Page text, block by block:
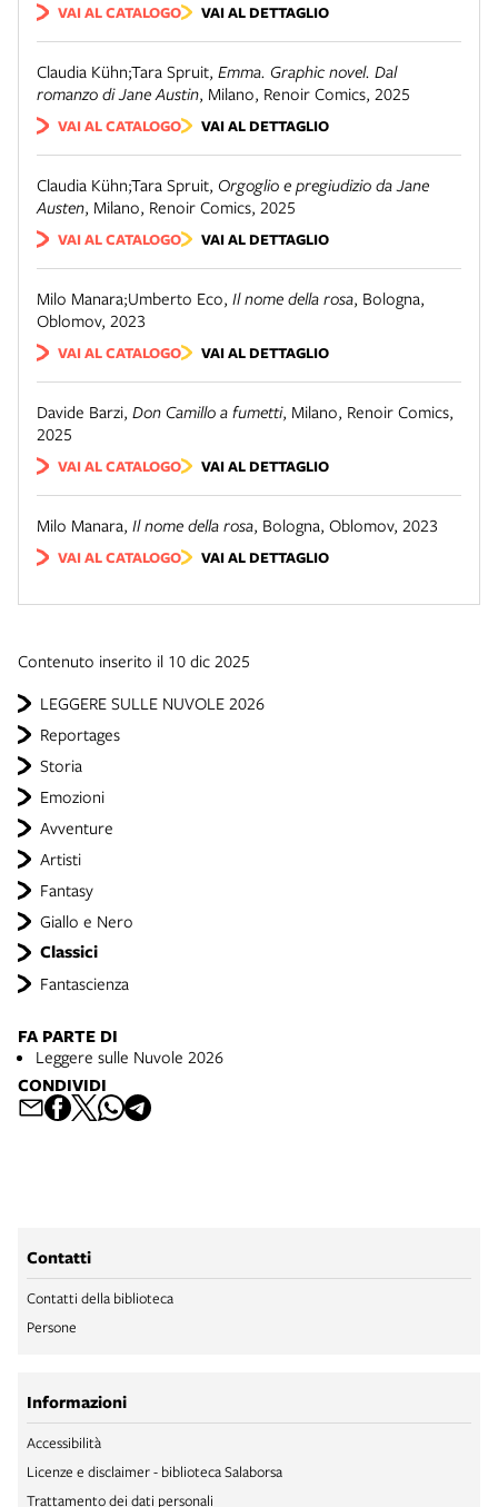
LEGGERE SULLE NUVOLE 2026
Reportages
Storia
Emozioni
Avventure
Artisti
Fantasy
Giallo e Nero
Classici
Fantascienza
VAI AL CATALOGO VAI AL DETTAGLIO
Claudia Kühn;Tara Spruit, Emma. Graphic novel. Dal
romanzo di Jane Austin, Milano, Renoir Comics, 2025
VAI AL CATALOGO VAI AL DETTAGLIO
Claudia Kühn;Tara Spruit, Orgoglio e pregiudizio da Jane
Austen, Milano, Renoir Comics, 2025
VAI AL CATALOGO VAI AL DETTAGLIO
Milo Manara;Umberto Eco, Il nome della rosa, Bologna,
Oblomov, 2023
VAI AL CATALOGO VAI AL DETTAGLIO
Davide Barzi, Don Camillo a fumetti, Milano, Renoir Comics,
2025
VAI AL CATALOGO VAI AL DETTAGLIO
Milo Manara, Il nome della rosa, Bologna, Oblomov, 2023
VAI AL CATALOGO VAI AL DETTAGLIO
Contenuto inserito il 10 dic 2025
FA PARTE DI
Leggere sulle Nuvole 2026
CONDIVIDI
Contatti
Contatti della biblioteca
Persone
Informazioni
Accessibilità
Licenze e disclaimer - biblioteca Salaborsa
Trattamento dei dati personali